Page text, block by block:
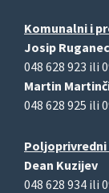
Komunalni i
Josip Ruganec
048 628 923 ili
Martin
048 628 925 ili
Poljoprivredni
Dean Kuzijev
048 628 934 ili